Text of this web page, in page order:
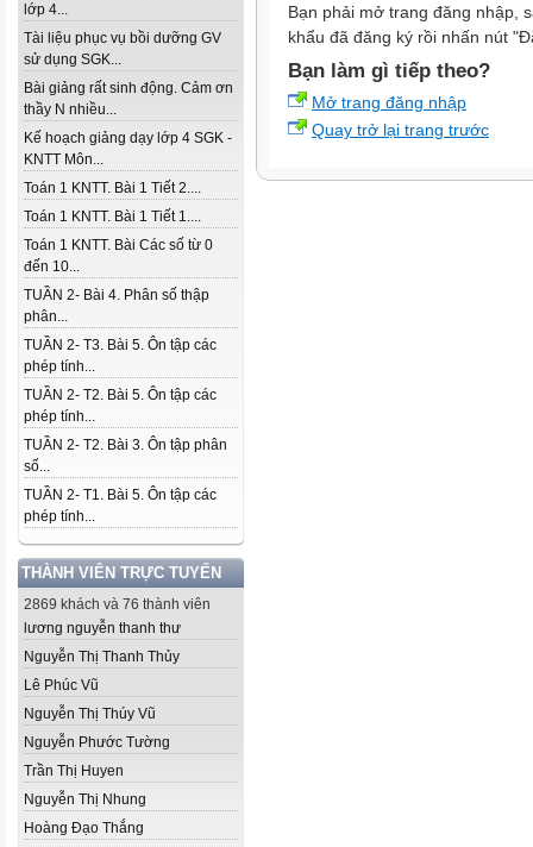
lớp 4...
Tài liệu phục vụ bồi dưỡng GV
sử dụng SGK...
Bài giảng rất sinh động. Cảm ơn
thầy N nhiều...
Kế hoạch giảng dạy lớp 4 SGK -
KNTT Môn...
Toán 1 KNTT. Bài 1 Tiết 2....
Toán 1 KNTT. Bài 1 Tiết 1....
Toán 1 KNTT. Bài Các số từ 0
đến 10...
TUẦN 2- Bài 4. Phân số thập
phân...
TUẦN 2- T3. Bài 5. Ôn tập các
phép tính...
TUẦN 2- T2. Bài 5. Ôn tập các
phép tính...
TUẦN 2- T2. Bài 3. Ôn tập phân
số...
TUẦN 2- T1. Bài 5. Ôn tập các
phép tính...
THÀNH VIÊN TRỰC TUYẾN
2869 khách và 76 thành viên
lương nguyễn thanh thư
Nguyễn Thị Thanh Thủy
Lê Phúc Vũ
Nguyễn Thị Thúy Vũ
Nguyễn Phước Tường
Trần Thị Huyen
Nguyễn Thị Nhung
Hoàng Đạo Thắng
Bạn phải mở trang đăng nhập,
khẩu đã đăng ký rồi nhấn nút
Bạn làm gì tiếp theo?
Mở trang đăng nhập
Quay trở lại trang trước